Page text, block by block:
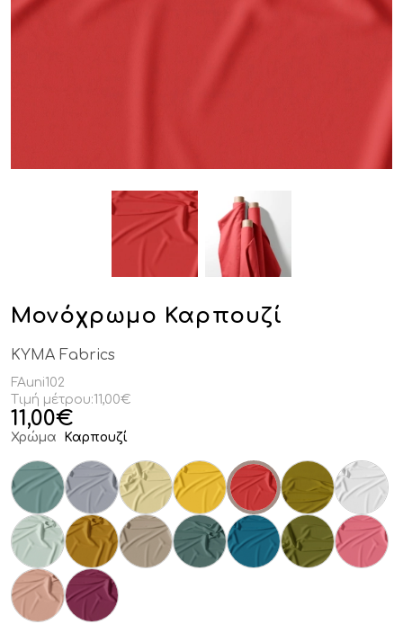
Μονόχρωμο Καρπουζί
KYMA Fabrics
FAuni102
Τιμή μέτρου:11,00€
11,00€
Χρώμα Καρπουζί